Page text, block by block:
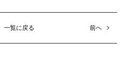
一覧に戻る 前へ